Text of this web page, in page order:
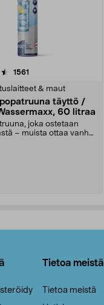
1561
& maut
täyttö /
60 litraa
joka ostetaan
– muista ottaa vanha
4.5viidestä
Tietoa meistä
Tietoa meistä